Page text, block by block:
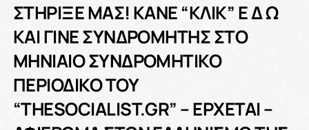
ΣΤΗΡΙΞΕ ΜΑΣ! KANE “ΚΛΙΚ” Ε Δ Ω
ΚΑΙ ΓΙΝΕ ΣΥΝΔΡΟΜΗΤΗΣ ΣΤΟ
ΜΗΝΙΑΙΟ ΣΥΝΔΡΟΜΗΤΙΚΟ
ΠΕΡΙΟΔΙΚΟ ΤΟΥ
“THESOCIALIST.GR” – ΕΡΧΕΤΑΙ –